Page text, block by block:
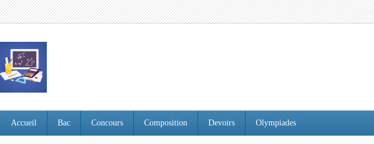
Accueil Bac Concours Composition Devoirs Olympiades